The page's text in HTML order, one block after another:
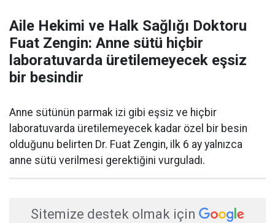
Aile Hekimi ve Halk Sağlığı Doktoru
Fuat Zengin: Anne sütü hiçbir
laboratuvarda üretilemeyecek eşsiz
bir besindir
Anne sütünün parmak izi gibi eşsiz ve hiçbir
laboratuvarda üretilemeyecek kadar özel bir besin
olduğunu belirten Dr. Fuat Zengin, ilk 6 ay yalnızca
anne sütü verilmesi gerektiğini vurguladı.
Sitemize destek olmak için